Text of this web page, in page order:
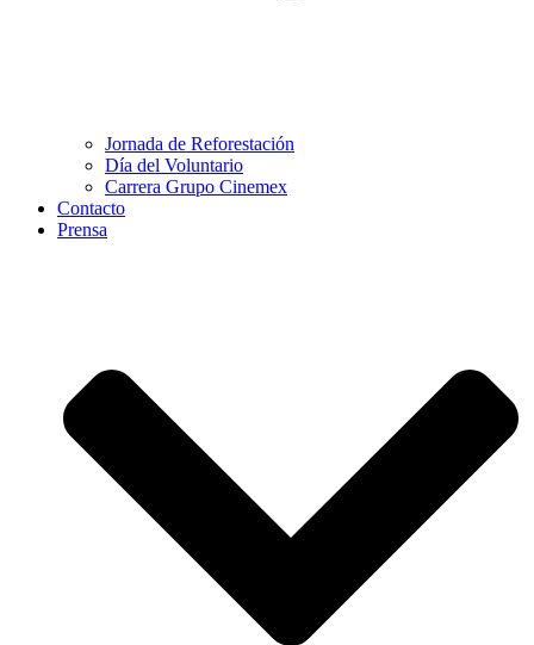
Jornada de Reforestación
Día del Voluntario
Carrera Grupo Cinemex
Contacto
Prensa